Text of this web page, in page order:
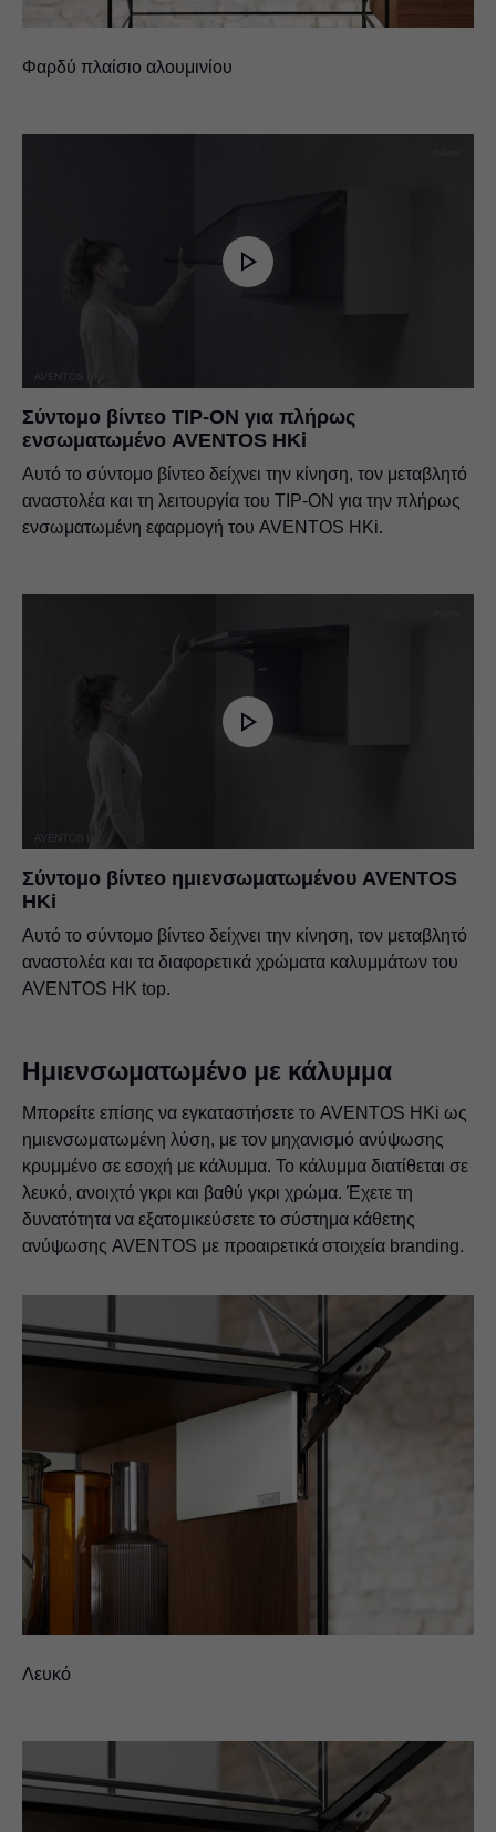
Φαρδύ πλαίσιο αλουμινίου
Σύντομο βίντεο TIP-ON για πλήρως
ενσωματωμένο AVENTOS HKi
Αυτό το σύντομο βίντεο δείχνει την κίνηση, τον μεταβλητό
αναστολέα και τη λειτουργία του TIP-ON για την πλήρως
ενσωματωμένη εφαρμογή του AVENTOS HKi.
Σύντομο βίντεο ημιενσωματωμένου AVENTOS
HKi
Αυτό το σύντομο βίντεο δείχνει την κίνηση, τον μεταβλητό
αναστολέα και τα διαφορετικά χρώματα καλυμμάτων του
AVENTOS HK top.
Ημιενσωματωμένο με κάλυμμα
Μπορείτε επίσης να εγκαταστήσετε το AVENTOS HKi ως
ημιενσωματωμένη λύση, με τον μηχανισμό ανύψωσης
κρυμμένο σε εσοχή με κάλυμμα. Το κάλυμμα διατίθεται σε
λευκό, ανοιχτό γκρι και βαθύ γκρι χρώμα. Έχετε τη
δυνατότητα να εξατομικεύσετε το σύστημα κάθετης
ανύψωσης AVENTOS με προαιρετικά στοιχεία branding.
Λευκό